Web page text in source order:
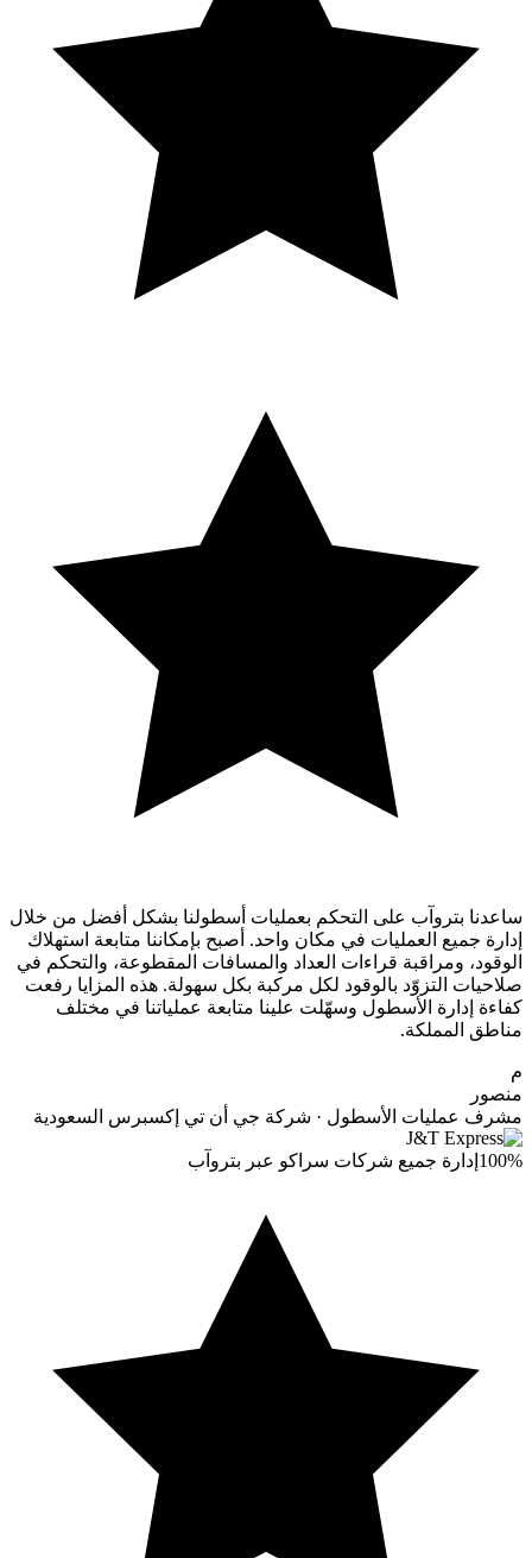
ساعدنا بتروآب على التحكم بعمليات أسطولنا بشكل أفضل من خلال
إدارة جميع العمليات في مكان واحد. أصبح بإمكاننا متابعة استهلاك
الوقود، ومراقبة قراءات العداد والمسافات المقطوعة، والتحكم في
صلاحيات التزوّد بالوقود لكل مركبة بكل سهولة. هذه المزايا رفعت
كفاءة إدارة الأسطول وسهّلت علينا متابعة عملياتنا في مختلف
مناطق المملكة.
م
منصور
مشرف عمليات الأسطول · شركة جي أن تي إكسبرس السعودية
100% إدارة جميع شركات سراكو عبر بتروآب